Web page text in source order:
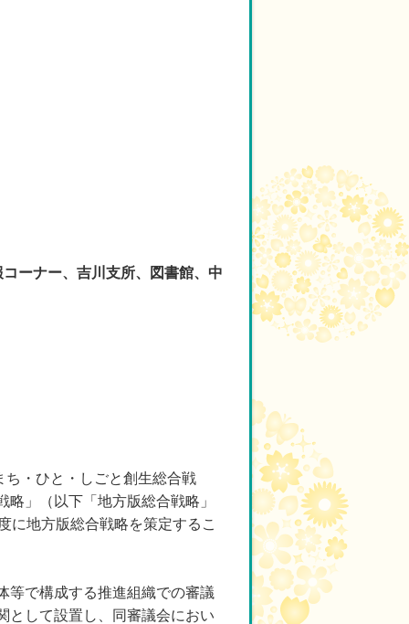
ーナー、吉川支所、図書館、中
・ひと・しごと創生総合戦
」（以下「地方版総合戦略」
に地方版総合戦略を策定するこ
で構成する推進組織での審議
として設置し、同審議会におい